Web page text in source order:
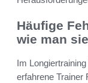
Häufige
wie man
Im
erfahrene Trainer